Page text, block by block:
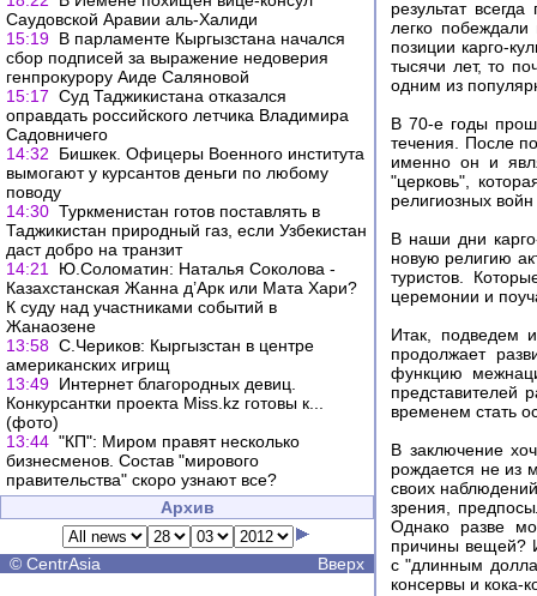
Саудовской Аравии аль-Халиди
15:19 В парламенте Кыргызстана начался
сбор подписей за выражение недоверия
генпрокурору Аиде Саляновой
15:17 Суд Таджикистана отказался
оправдать российского летчика Владимира
Садовничего
14:32
Бишкек. Офицеры Военного института
вымогают у курсантов деньги по любому
поводу
14:30 Туркменистан готов поставлять в
Таджикистан природный газ, если Узбекистан
даст добро на транзит
14:21
Ю.Соломатин: Наталья Соколова -
Казахстанская Жанна д’Арк или Мата Хари?
К суду над участниками событий в
Жанаозене
13:58 С.Чериков: Кыргызстан в центре
американских игрищ
13:49 Интернет благородных девиц.
Конкурсантки проекта Miss.kz готовы к...
(фото)
13:44 "КП": Миром правят несколько
бизнесменов. Cостав "мирового
правительства" скоро узнают все?
Архив
© CentrAsia Вверх
результат
легко
позиции карго-
тысячи лет, то
одним из
В 70-е годы
течения. После
именно он и
"церковь",
религиозных
В наши дни
новую религию
туристов.
церемонии и
Итак, подведем
продолжает
функцию
представителей
временем стать
В заключение
рождается не из
своих
зрения,
Однако разве
причины вещей?
с "длинным
консервы и кока-